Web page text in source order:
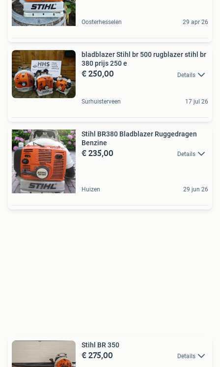
Oosterhesselen 29 apr 26
bladblazer Stihl br 500 rugblazer stihl br
380 prijs 250 e
€ 250,00 Details
Surhuisterveen 17 jul 26
Stihl BR380 Bladblazer Ruggedragen
Benzine
€ 235,00 Details
Huizen 29 jun 26
Stihl BR 350
€ 275,00 Details